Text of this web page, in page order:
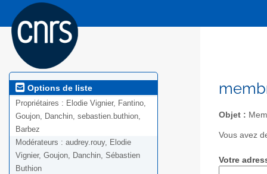
Options de liste
Propriétaires : Elodie Vignier, Fantino,
Goujon, Danchin, sebastien.buthion,
Barbez
Modérateurs : audrey.rouy, Elodie
Vignier, Goujon, Danchin, Sébastien
Buthion
Objet :
Vous avez
Votre